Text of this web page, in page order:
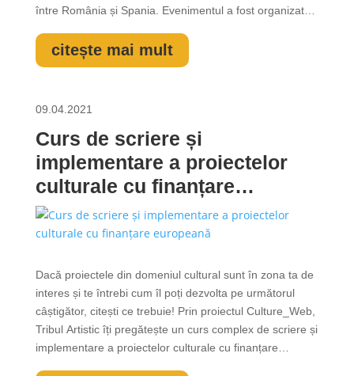
între România și Spania. Evenimentul a fost organizat
Cultural Român de la Madrid și a avut loc vineri, 9
aprilie, la Academia Regală...
citește mai mult
09.04.2021
Curs de scriere și
implementare a proiectelor
culturale cu finanțare
europeană
Dacă proiectele din domeniul cultural sunt în zona ta de
interes și te întrebi cum îl poți dezvolta pe următorul
câștigător, citești ce trebuie! Prin proiectul Culture_Web,
Tribul Artistic îți pregătește un curs complex de scriere și
implementare a proiectelor culturale cu finanțare